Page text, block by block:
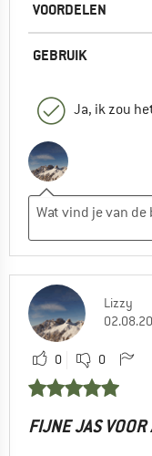
VOORDELEN
GEBRUIK
Ja, ik zou
Lizzy
0 0
FIJNE JAS